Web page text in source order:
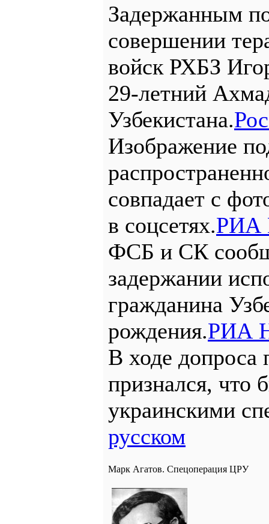
Задержанным
совершении
войск РХБЗ
29-летний
Узбекистана.
Изображение
совпадает с
в соцсетях.РИА
ФСБ и СК
задержании
гражданина
рождения.РИА
В ходе допроса
признался, что
украинскими
русском
Марк Агатов. Спецоперация ЦРУ